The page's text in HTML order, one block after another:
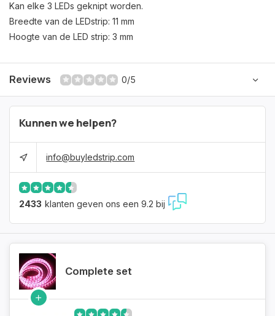
Kan elke 3 LEDs geknipt worden.
Breedte van de LEDstrip: 11 mm
Hoogte van de LED strip: 3 mm
Reviews 0/5
Kunnen we helpen?
info@buyledstrip.com
2433 klanten geven ons een 9.2 bij
Complete set